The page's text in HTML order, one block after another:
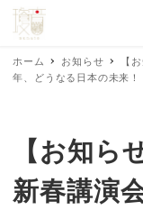
ホーム お知らせ
【
年、どうなる日本の未来！
【お知ら
新春講演